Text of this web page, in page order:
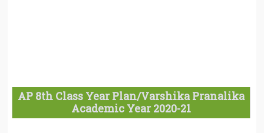
AP 8th Class Year Plan/Varshika Pranalika
Academic Year 2020-21